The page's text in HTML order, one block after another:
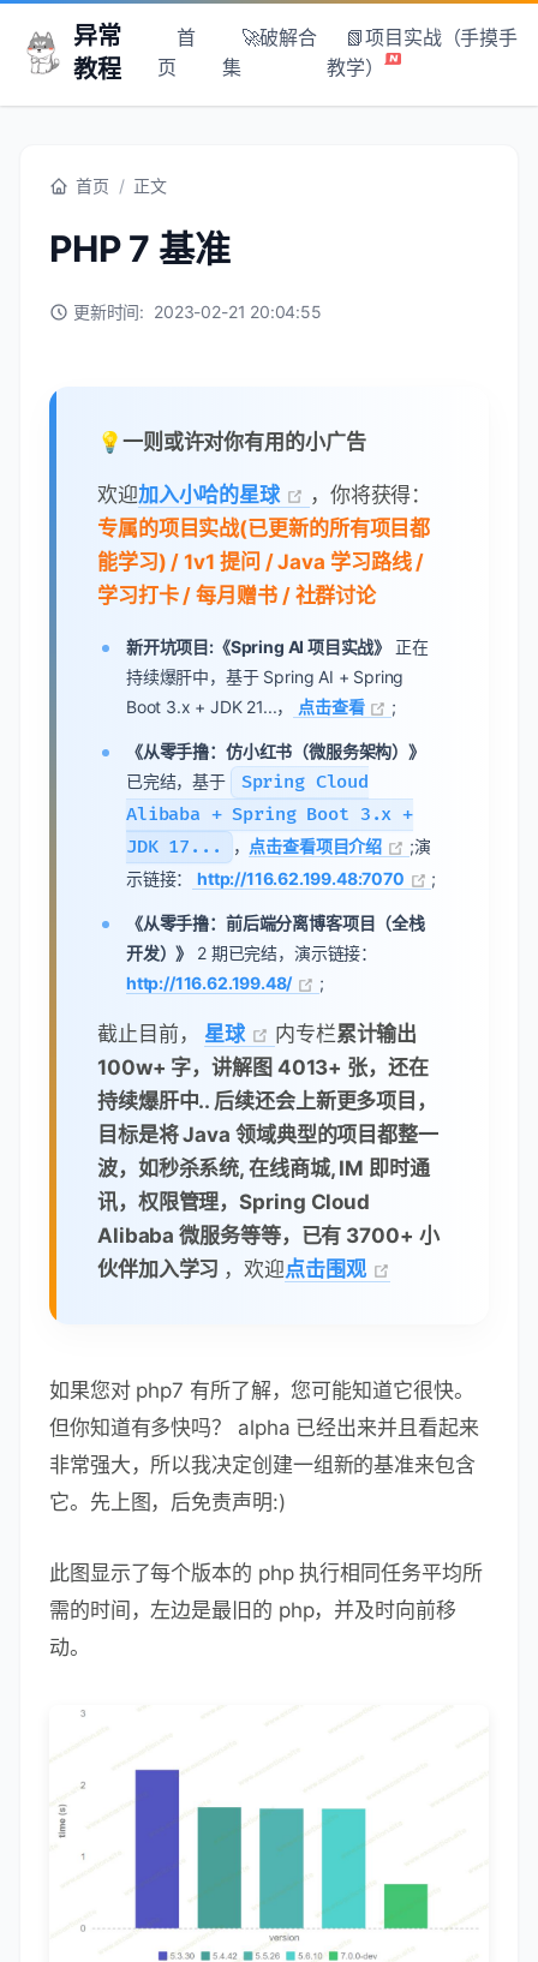
异常
教程
首
页
🚀破解合
集
📗项目实战（手摸手
教学）
首页 / 正文
PHP 7 基准
更新时间: 2023-02-21 20:04:55
💡一则或许对你有用的小广告
欢迎加入小哈的星球
，你将获得：
专属的项目实战(已更新的所有项目都
能学习) / 1v1 提问 / Java 学习路线 /
学习打卡 / 每月赠书 / 社群讨论
新开坑项目:《Spring AI 项目实战》
正在
持续爆肝中，基于 Spring AI + Spring
Boot 3.x + JDK 21...，
点击查看 ;
《从零手撸：仿小红书（微服务架构）》
已完结，基于
Spring Cloud
Alibaba + Spring Boot 3.x +
JDK 17...
， 点击查看项目介绍
;演
示链接：
http://116.62.199.48:7070 ;
《从零手撸：前后端分离博客项目（全栈
开发）》
2 期已完结，演示链接：
http://116.62.199.48/
;
截止目前， 星球 内专栏累计输出
100w+ 字，讲解图 4013+ 张，还在
持续爆肝中.. 后续还会上新更多项目，
目标是将 Java 领域典型的项目都整一
波，如秒杀系统, 在线商城, IM 即时通
讯，权限管理，Spring Cloud
Alibaba 微服务等等，已有 3700+ 小
伙伴加入学习 ，欢迎点击围观
如果您对 php7 有所了解，您可能知道它很快。
但你知道有多快吗？ alpha 已经出来并且看起来
非常强大，所以我决定创建一组新的基准来包含
它。先上图，后免责声明:)
此图显示了每个版本的 php 执行相同任务平均所
需的时间，左边是最旧的 php，并及时向前移
动。